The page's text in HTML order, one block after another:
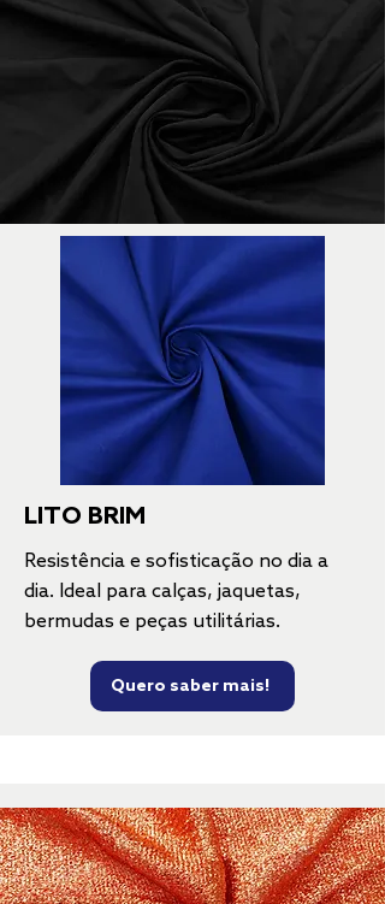
LITO BRIM
Resistência e sofisticação no dia a
dia. Ideal para calças, jaquetas,
bermudas e peças utilitárias.
Quero saber mais!